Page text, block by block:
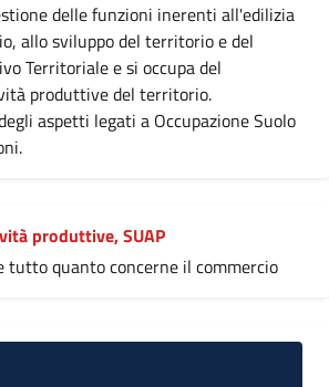
delle funzioni inerenti all'edilizia
allo sviluppo del territorio e del
Territoriale e si occupa del
produttive del territorio.
aspetti legati a Occupazione Suolo
produttive, SUAP
tutto quanto concerne il commercio